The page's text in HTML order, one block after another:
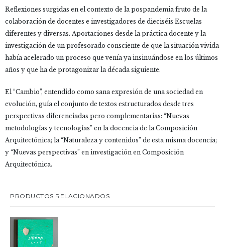
Reflexiones surgidas en el contexto de la pospandemia fruto de la
colaboración de docentes e investigadores de dieciséis Escuelas
diferentes y diversas. Aportaciones desde la práctica docente y la
investigación de un profesorado consciente de que la situación vivida
había acelerado un proceso que venía ya insinuándose en los últimos
años y que ha de protagonizar la década siguiente.
El “Cambio”, entendido como sana expresión de una sociedad en
evolución, guía el conjunto de textos estructurados desde tres
perspectivas diferenciadas pero complementarias: “Nuevas
metodologías y tecnologías” en la docencia de la Composición
Arquitectónica; la “Naturaleza y contenidos” de esta misma docencia;
y “Nuevas perspectivas” en investigación en Composición
Arquitectónica.
PRODUCTOS RELACIONADOS